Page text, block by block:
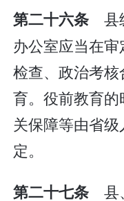
第二十六条 县
办公室应当在
检查、政治考
育。役前教育
关保障等由省
定。
第二十七条 县